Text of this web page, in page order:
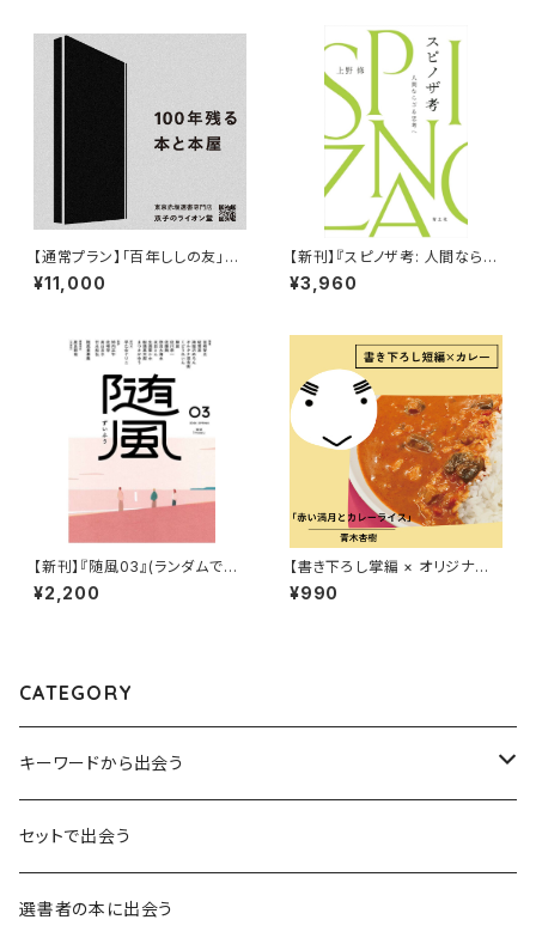
【通常プラン】「百年ししの友」第
６期（2026/08/01〜2027/7/3
1）
¥11,000
【新刊】『スピノザ考: 人間ならざ
る思考へ』
¥3,960
【新刊】『随風03』(ランダムで執
筆者のサインがつきます&おま
け随筆ペーパー)
¥2,200
【書き下ろし掌編 × オリジナル
レトルトカレー】青木杏樹『華麗
に文学をすくう？「赤い満月とカ
¥990
CATEGORY
キーワードから出会う
言葉：思考の種となるもの
異界：日常から離れた視点
セットで出会う
選書者の本に出会う